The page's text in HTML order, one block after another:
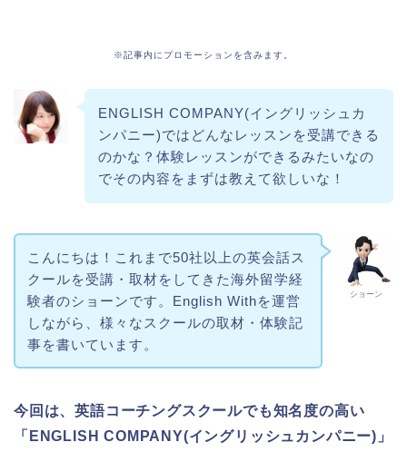
※記事内にプロモーションを含みます。
ENGLISH COMPANY(イングリッシュカ
ンパニー)ではどんなレッスンを受講できる
のかな？体験レッスンができるみたいなの
でその内容をまずは教えて欲しいな！
ショーン
こんにちは！これまで50社以上の英会話ス
クールを受講・取材をしてきた海外留学経
験者のショーンです。English Withを運営
しながら、様々なスクールの取材・体験記
事を書いています。
今回は、英語コーチングスクールでも知名度の高い
「ENGLISH COMPANY(イングリッシュカンパニー)」